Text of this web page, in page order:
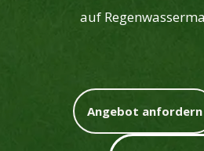
auf
Angebot anfordern